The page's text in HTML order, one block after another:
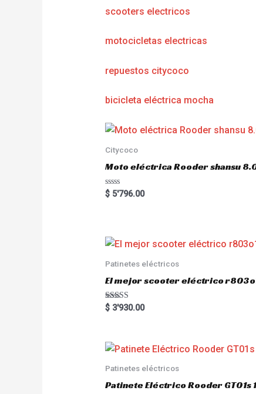
scooters electricos
motocicletas electricas
repuestos citycoco
bicicleta eléctrica mocha
Citycoco
Moto eléctrica Rooder shansu
R
a
o
u
o
f
5
$5'796.00
Patinetes eléctricos
El mejor scooter eléctrico
Rated
5.00
$3'930.00
Patinetes eléctricos
Patinete Eléctrico Rooder GT01s